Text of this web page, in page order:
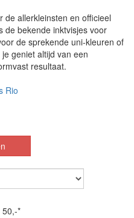
de allerkleinsten en officieel
de bekende inktvisjes voor
de sprekende uni-kleuren of
geniet altijd van een
resultaat.
Rio
50,-*